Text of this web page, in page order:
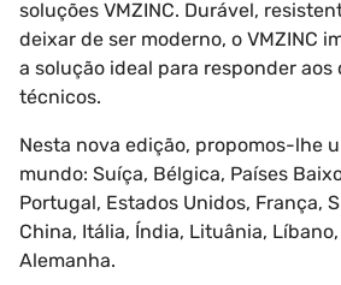
soluções VMZINC. Durável,
deixar de ser moderno, o VMZINC
a solução ideal para responder
técnicos.
Nesta nova edição, propomos-lhe
mundo: Suíça, Bélgica, Países
Portugal, Estados Unidos, França,
China, Itália, Índia, Lituânia,
Alemanha.